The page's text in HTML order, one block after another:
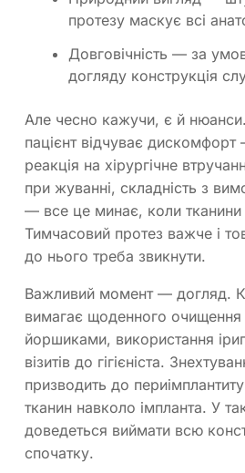
протезу маскує всі
Довговічність — за
догляду конструкція
Але чесно кажучи, є й
пацієнт відчуває
реакція на хірургічне
при жуванні, складність з
— все це минає, коли
Тимчасовий протез важче і
до нього треба звикнути.
Важливий момент — догляд.
вимагає щоденного очищення
йоршиками, використання
візитів до гігієніста.
призводить до
тканин навколо імпланта. У
доведеться виймати всю
спочатку.